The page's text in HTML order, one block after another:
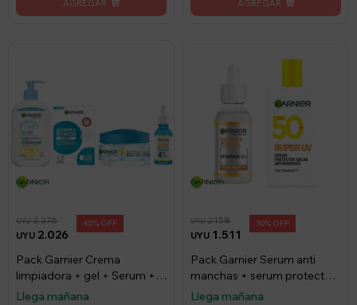
UYU 2.026
UYU3.376 40
Pack Garnier Crema
limpiadora + gel + Serum +
Parches
Llega mañana
UYU 1.511
UYU2.158 30
Pack Garnier Serum anti
manchas + serum protector
solar
Llega mañana